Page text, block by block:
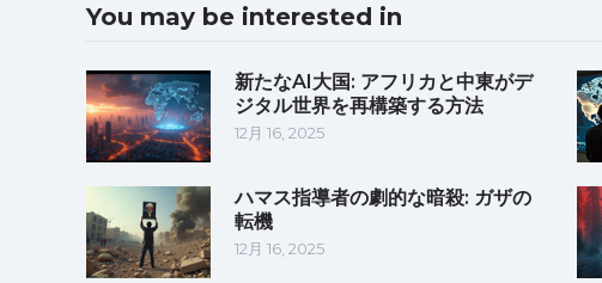
You may be interested in
新たなAI大国: アフリカと中東がデ
ジタル世界を再構築する方法
12月 16, 2025
ハマス指導者の劇的な暗殺: ガザの
転機
12月 16, 2025